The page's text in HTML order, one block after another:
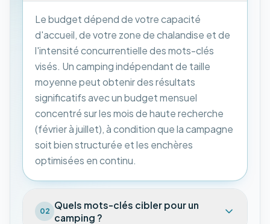
Le budget dépend de votre capacité
d'accueil, de votre zone de chalandise et de
l'intensité concurrentielle des mots-clés
visés. Un camping indépendant de taille
moyenne peut obtenir des résultats
significatifs avec un budget mensuel
concentré sur les mois de haute recherche
(février à juillet), à condition que la campagne
soit bien structurée et les enchères
optimisées en continu.
02
Quels mots-clés cibler pour un
camping ?